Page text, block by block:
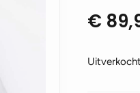
€
Uitverkocht